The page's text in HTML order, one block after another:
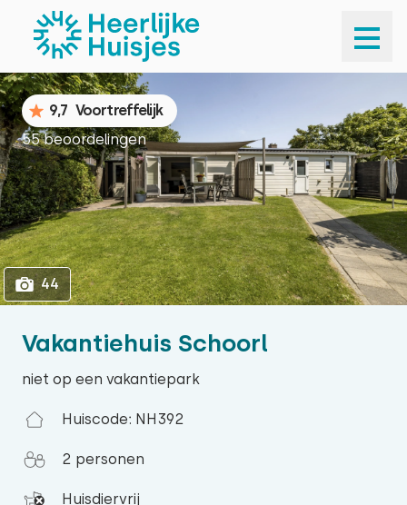
1
Vakantiehuis Schoorl
niet op een vakantiepark
Huiscode: NH392
2 personen
Huisdiervrij
9,7 Voortreffelijk
55 beoordelingen
44